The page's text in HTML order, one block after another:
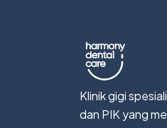
Klinik gigi
dan PIK yang